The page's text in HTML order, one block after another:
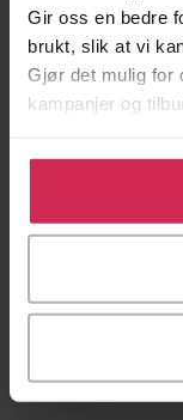
Gir oss en bedre
brukt, slik at vi
Gjør det mulig for
kampanjer og
Klikk på «Godta
bruke cookies for
tilpasse ditt
Undertittel A
Utgitt
Format epub